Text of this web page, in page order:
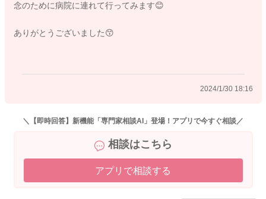
念のために病院に連れて行ってみます😊
ありがとうございました😙
2024/1/30 18:16
＼【即時回答】新機能「専門家相談AI」登場！アプリで今すぐ相談／
相談はこちら
アプリで相談する